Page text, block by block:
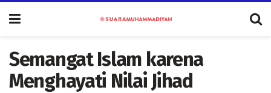
Semangat Islam karena
Menghayati Nilai Jihad